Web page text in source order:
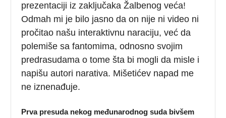
prezentaciji iz zaključaka Žalbenog veća!
Odmah mi je bilo jasno da on nije ni video ni
pročitao našu interaktivnu naraciju, već da
polemiše sa fantomima, odnosno svojim
predrasudama o tome šta bi mogli da misle i
napišu autori narativa. Mišetićev napad me
ne iznenađuje.
Prva presuda nekog međunarodnog suda bivšem